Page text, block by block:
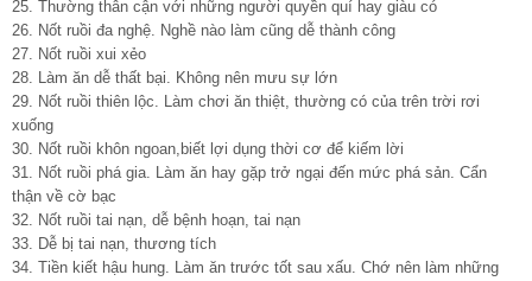
25. Thường thân cận với những người quyền quí hay giàu có
26. Nốt ruồi đa nghệ. Nghề nào làm cũng dễ thành công
27. Nốt ruồi xui xẻo
28. Làm ăn dễ thất bại. Không nên mưu sự lớn
29. Nốt ruồi thiên lộc. Làm chơi ăn thiệt, thường có của trên trời rơi
xuống
30. Nốt ruồi khôn ngoan,biết lợi dụng thời cơ để kiếm lời
31. Nốt ruồi phá gia. Làm ăn hay gặp trở ngại đến mức phá sản. Cẩn
thận về cờ bạc
32. Nốt ruồi tai nạn, dễ bệnh hoạn, tai nạn
33. Dễ bị tai nạn, thương tích
34. Tiền kiết hậu hung. Làm ăn trước tốt sau xấu. Chớ nên làm những